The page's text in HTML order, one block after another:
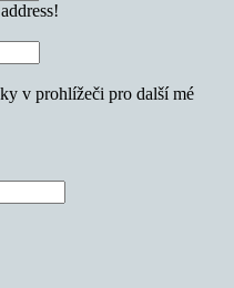
v prohlížeči pro další mé